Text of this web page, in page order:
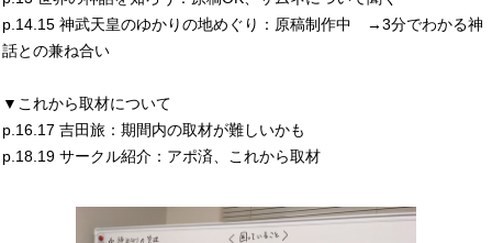
p.14.15 神武天皇のゆかりの地めぐり：原稿制作中 →3分でわかる神
話との兼ね合い
▼これから取材について
p.16.17 吉田旅：期間内の取材が難しいかも
p.18.19 サークル紹介：アポ済、これから取材